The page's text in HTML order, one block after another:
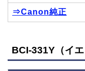
⇒Canon純正
BCI-331Y（イ